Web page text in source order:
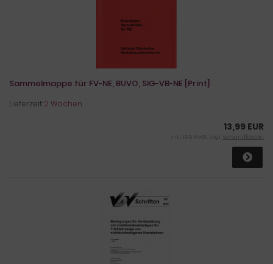
Sammelmappe für FV-NE, BUVO, SIG-VB-NE [Print]
Lieferzeit:2 Wochen
13,99 EUR
inkl. 19 % MwSt. zzgl. Versandkosten